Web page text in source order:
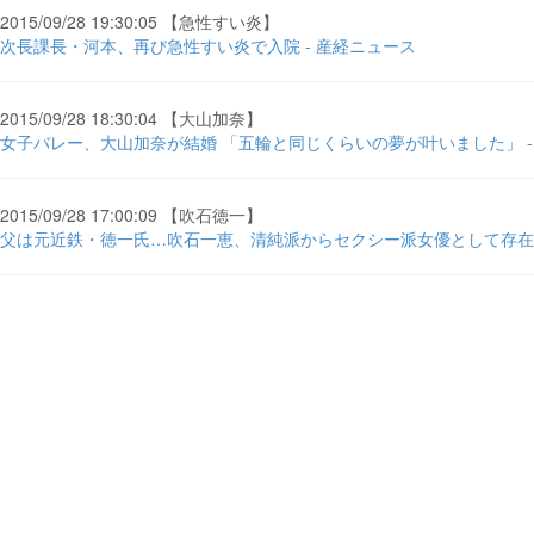
2015/09/28 19:30:05 【急性すい炎】
次長課長・河本、再び急性すい炎で入院 - 産経ニュース
2015/09/28 18:30:04 【大山加奈】
女子バレー、大山加奈が結婚 「五輪と同じくらいの夢が叶いました」
2015/09/28 17:00:09 【吹石徳一】
父は元近鉄・徳一氏…吹石一恵、清純派からセクシー派女優として存